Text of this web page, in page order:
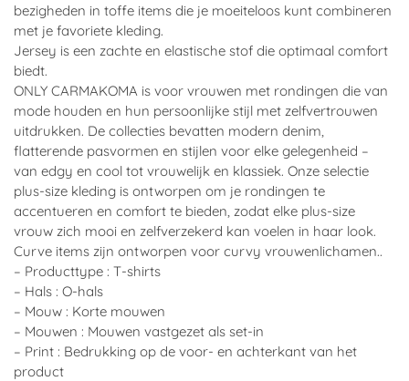
bezigheden in toffe items die je moeiteloos kunt combineren
met je favoriete kleding.
Jersey is een zachte en elastische stof die optimaal comfort
biedt.
ONLY CARMAKOMA is voor vrouwen met rondingen die van
mode houden en hun persoonlijke stijl met zelfvertrouwen
uitdrukken. De collecties bevatten modern denim,
flatterende pasvormen en stijlen voor elke gelegenheid –
van edgy en cool tot vrouwelijk en klassiek. Onze selectie
plus-size kleding is ontworpen om je rondingen te
accentueren en comfort te bieden, zodat elke plus-size
vrouw zich mooi en zelfverzekerd kan voelen in haar look.
Curve items zijn ontworpen voor curvy vrouwenlichamen..
– Producttype : T-shirts
– Hals : O-hals
– Mouw : Korte mouwen
– Mouwen : Mouwen vastgezet als set-in
– Print : Bedrukking op de voor- en achterkant van het
product